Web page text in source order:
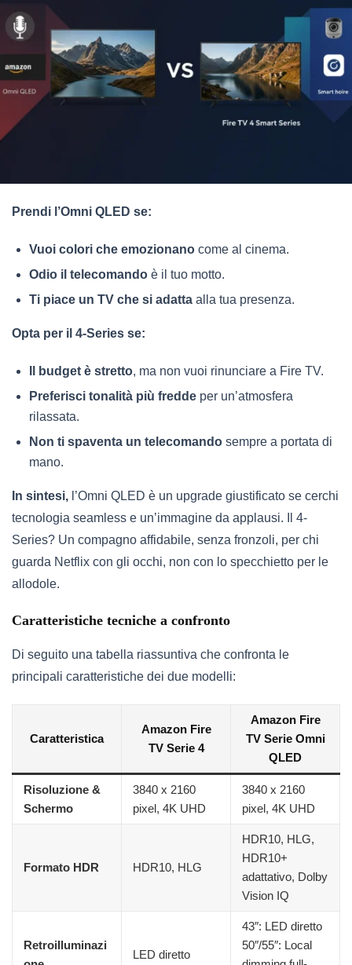
Prendi l’Omni QLED se:
Vuoi colori che emozionano come al cinema.
Odio il telecomando è il tuo motto.
Ti piace un TV che si adatta alla tua presenza.
Opta per il 4-Series se:
Il budget è stretto, ma non vuoi rinunciare a Fire TV.
Preferisci tonalità più fredde per un’atmosfera
rilassata.
Non ti spaventa un telecomando sempre a portata di
mano.
In sintesi, l’Omni QLED è un upgrade giustificato se cerchi
tecnologia seamless e un’immagine da applausi. Il 4-
Series? Un compagno affidabile, senza fronzoli, per chi
guarda Netflix con gli occhi, non con lo specchietto per le
allodole.
Caratteristiche tecniche a confronto
Di seguito una tabella riassuntiva che confronta le
principali caratteristiche dei due modelli:
Caratteristica
Amazon Fire
TV Serie 4
Amazon Fire
TV Serie Omni
QLED
Risoluzione &
Schermo
3840 x 2160
pixel, 4K UHD
3840 x 2160
pixel, 4K UHD
Formato HDR HDR10, HLG
HDR10, HLG,
HDR10+
adattativo, Dolby
Vision IQ
Retroilluminazi
LED diretto
43″: LED diretto
50″/55″: Local